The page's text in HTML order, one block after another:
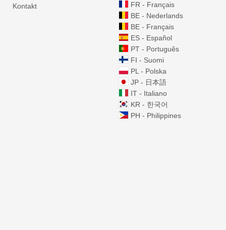
Kontakt
FR - Français
BE - Nederlands
BE - Français
ES - Español
PT - Português
FI - Suomi
PL - Polska
JP - 日本語
IT - Italiano
KR - 한국어
PH - Philippines